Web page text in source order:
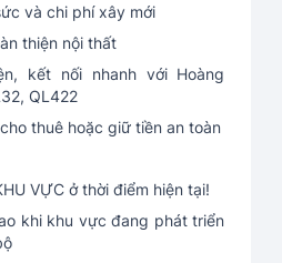
và chi phí xây mới
thiện nội thất
kết nối nhanh với Hoàng
QL422
thuê hoặc giữ tiền an toàn
VỰC ở thời điểm hiện tại!
khi khu vực đang phát triển